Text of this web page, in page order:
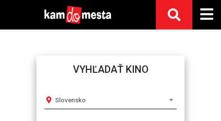
VYHĽADAŤ KINO
Slovensko